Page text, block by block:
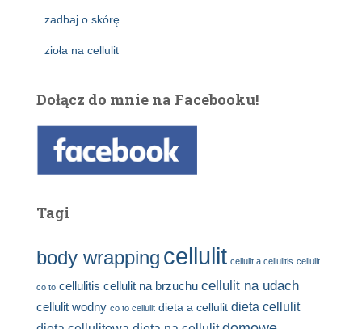
zadbaj o skórę
zioła na cellulit
Dołącz do mnie na Facebooku!
Tagi
body wrapping cellulit cellulit a cellulitis cellulit
co to cellulitis cellulit na brzuchu cellulit na udach
cellulit wodny co to cellulit dieta a cellulit dieta cellulit